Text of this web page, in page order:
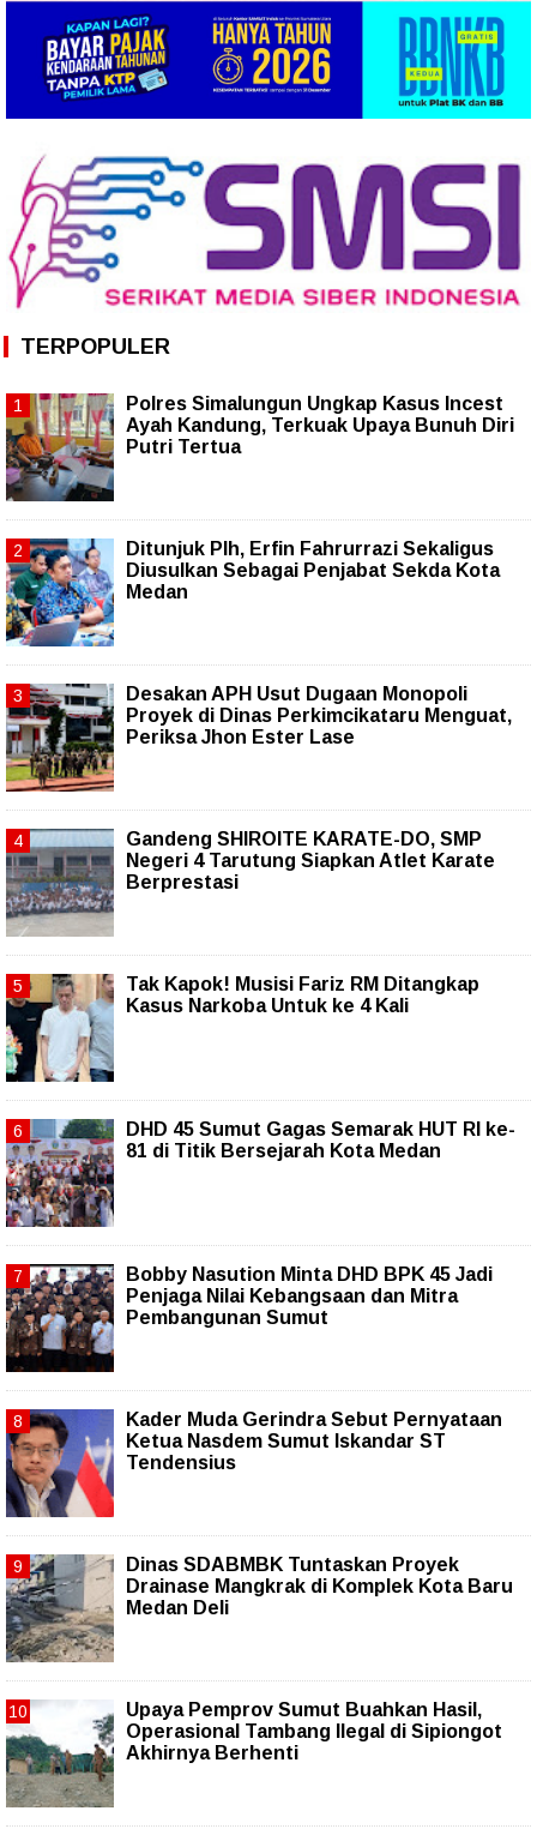
TERPOPULER
Polres Simalungun Ungkap Kasus Incest
Ayah Kandung, Terkuak Upaya Bunuh Diri
Putri Tertua
Ditunjuk Plh, Erfin Fahrurrazi Sekaligus
Diusulkan Sebagai Penjabat Sekda Kota
Medan
Desakan APH Usut Dugaan Monopoli
Proyek di Dinas Perkimcikataru Menguat,
Periksa Jhon Ester Lase
Gandeng SHIROITE KARATE-DO, SMP
Negeri 4 Tarutung Siapkan Atlet Karate
Berprestasi
Tak Kapok! Musisi Fariz RM Ditangkap
Kasus Narkoba Untuk ke 4 Kali
DHD 45 Sumut Gagas Semarak HUT RI ke-
81 di Titik Bersejarah Kota Medan
Bobby Nasution Minta DHD BPK 45 Jadi
Penjaga Nilai Kebangsaan dan Mitra
Pembangunan Sumut
Kader Muda Gerindra Sebut Pernyataan
Ketua Nasdem Sumut Iskandar ST
Tendensius
Dinas SDABMBK Tuntaskan Proyek
Drainase Mangkrak di Komplek Kota Baru
Medan Deli
Upaya Pemprov Sumut Buahkan Hasil,
Operasional Tambang Ilegal di Sipiongot
Akhirnya Berhenti